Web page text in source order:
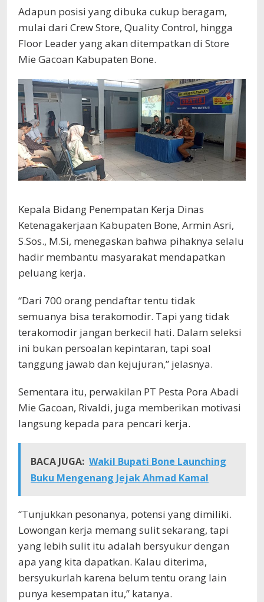
Adapun posisi yang dibuka cukup beragam,
mulai dari Crew Store, Quality Control, hingga
Floor Leader yang akan ditempatkan di Store
Mie Gacoan Kabupaten Bone.
Kepala Bidang Penempatan Kerja Dinas
Ketenagakerjaan Kabupaten Bone, Armin Asri,
S.Sos., M.Si, menegaskan bahwa pihaknya selalu
hadir membantu masyarakat mendapatkan
peluang kerja.
“Dari 700 orang pendaftar tentu tidak
semuanya bisa terakomodir. Tapi yang tidak
terakomodir jangan berkecil hati. Dalam seleksi
ini bukan persoalan kepintaran, tapi soal
tanggung jawab dan kejujuran,” jelasnya.
Sementara itu, perwakilan PT Pesta Pora Abadi
Mie Gacoan, Rivaldi, juga memberikan motivasi
langsung kepada para pencari kerja.
BACA JUGA: Wakil Bupati Bone Launching
Buku Mengenang Jejak Ahmad Kamal
“Tunjukkan pesonanya, potensi yang dimiliki.
Lowongan kerja memang sulit sekarang, tapi
yang lebih sulit itu adalah bersyukur dengan
apa yang kita dapatkan. Kalau diterima,
bersyukurlah karena belum tentu orang lain
punya kesempatan itu,” katanya.